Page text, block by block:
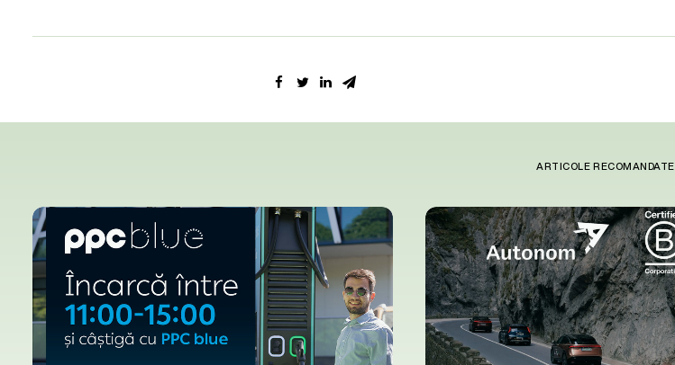
ARTICOLE RECOMANDATE